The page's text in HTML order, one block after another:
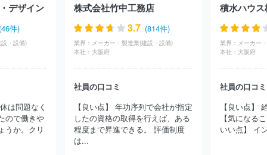
式会社
中国塗料株式会社
中日本ハイウェイ・エンジニアリング
東京株式会社
奈良建設株式会社 株式会社東京エネシス
株式会
社大林組
新菱冷熱工業株式会社
イキンアプライドシステムズ
東洋エンジニアリング株式会社
株
タマホーム株式会社 三井住友建設株式会社
株
ンド建設株式会社
日本コムシス株式会社 東急建設株式会社
株
式会社フジタ
三菱電機ビルソリューションズ株式会社
株式会社
太平エンジニアリング
株式会社関電工 三機工業株式会社
株式
日本電設工業株式会社
デザイン
件)
・設備)
は問題なく
ので働きや
うか。クリ
株式会社竹中工務店
3.7 (814件)
業界： メーカー・製造業(建設・設備)
本社： 大阪府
社員の口コミ
【良い点】 年功序列で会社が指定
したの資格の取得を行えば、ある
程度まで昇進できる。 評価制度
は...
積水ハウ
業界： メーカー
本社： 大阪府
社員の口コミ
【良い点】
【気になる
いい点】 イ